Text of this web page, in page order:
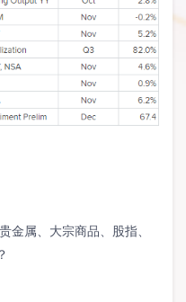
金属、大宗商品、股指、